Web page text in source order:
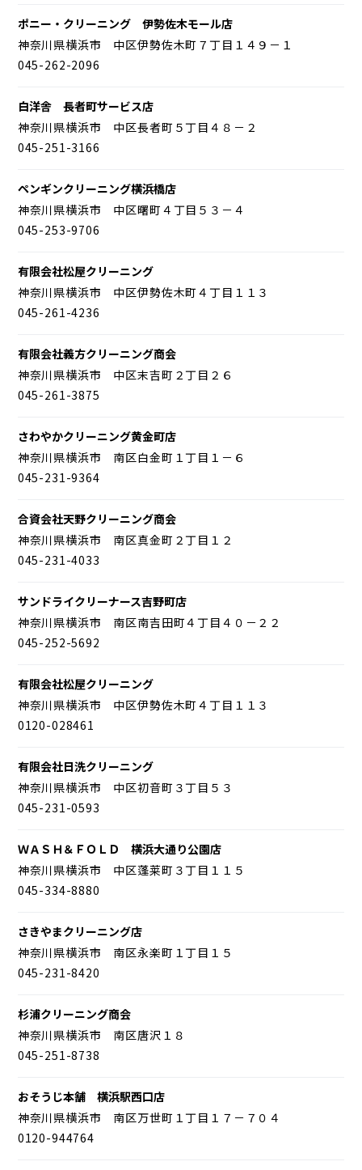
ポニー・クリーニング 伊勢佐木モール店
神奈川県横浜市 中区伊勢佐木町７丁目１４９－１
045-262-2096
白洋舎 長者町サービス店
神奈川県横浜市 中区長者町５丁目４８－２
045-251-3166
ペンギンクリーニング横浜橋店
神奈川県横浜市 中区曙町４丁目５３－４
045-253-9706
有限会社松屋クリーニング
神奈川県横浜市 中区伊勢佐木町４丁目１１３
045-261-4236
有限会社義方クリーニング商会
神奈川県横浜市 中区末吉町２丁目２６
045-261-3875
さわやかクリーニング黄金町店
神奈川県横浜市 南区白金町１丁目１－６
045-231-9364
合資会社天野クリーニング商会
神奈川県横浜市 南区真金町２丁目１２
045-231-4033
サンドライクリーナース吉野町店
神奈川県横浜市 南区南吉田町４丁目４０－２２
045-252-5692
有限会社松屋クリーニング
神奈川県横浜市 中区伊勢佐木町４丁目１１３
0120-028461
有限会社日洗クリーニング
神奈川県横浜市 中区初音町３丁目５３
045-231-0593
ＷＡＳＨ＆ＦＯＬＤ 横浜大通り公園店
神奈川県横浜市 中区蓬莱町３丁目１１５
045-334-8880
さきやまクリーニング店
神奈川県横浜市 南区永楽町１丁目１５
045-231-8420
杉浦クリーニング商会
神奈川県横浜市 南区唐沢１８
045-251-8738
おそうじ本舗 横浜駅西口店
神奈川県横浜市 南区万世町１丁目１７－７０４
0120-944764